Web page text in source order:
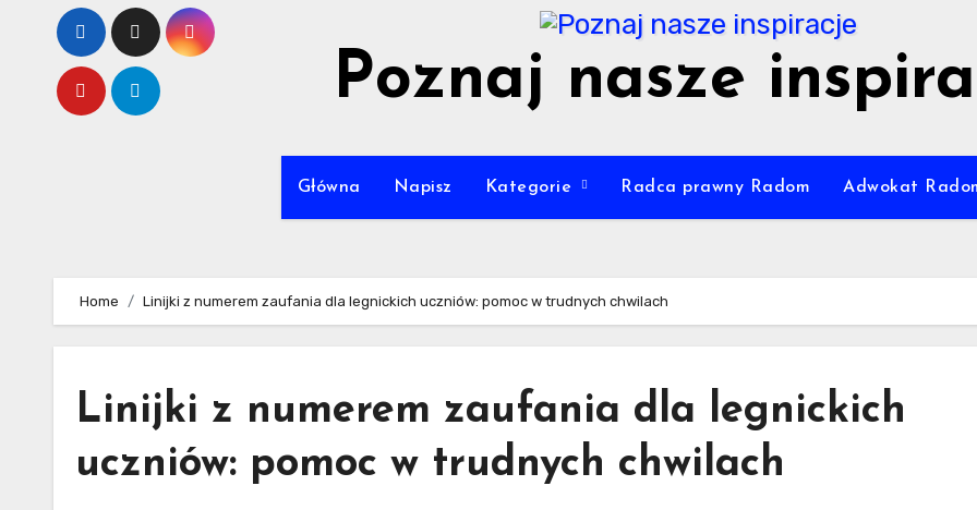
content
Poznaj nasze
Główna Napisz Kategorie Radca prawny Radom Adwokat
Home Linijki z numerem zaufania dla legnickich uczniów: pomoc w trudnych chwilach
Linijki z numerem zaufania dla legnickich
uczniów: pomoc w trudnych chwilach